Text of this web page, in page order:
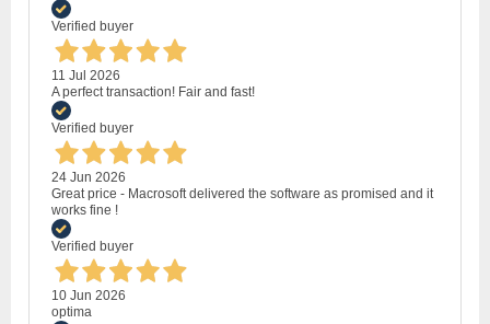
Verified buyer
11 Jul 2026
A perfect transaction! Fair and fast!
Verified buyer
24 Jun 2026
Great price - Macrosoft delivered the software as promised and it
works fine !
Verified buyer
10 Jun 2026
optima